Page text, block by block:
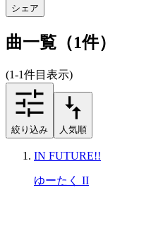
シェア
曲一覧（1件）
(1-1件目表示)
絞り込み 人気順
IN FUTURE!!
ゆーたく II